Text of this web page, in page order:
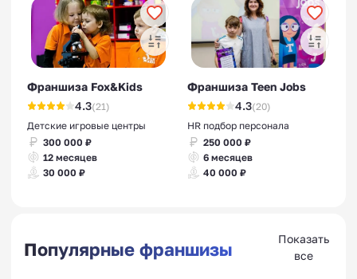
Франшиза Fox&Kids
4.3(21)
Детские игровые центры
300 000 ₽
12 месяцев
30 000 ₽
Франшиза Teen Jobs
4.3(20)
HR подбор персонала
250 000 ₽
6 месяцев
40 000 ₽
Популярные франшизы
Показать
все